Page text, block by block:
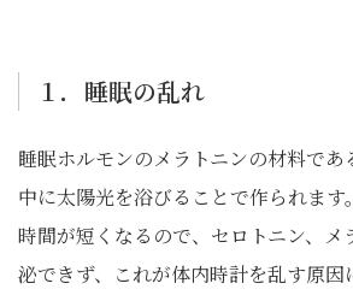
１．睡眠の乱れ
睡眠ホルモンのメラトニンの材料であ
中に太陽光を浴びることで作られま
時間が短くなるので、セロトニン、メ
泌できず、これが体内時計を乱す原因